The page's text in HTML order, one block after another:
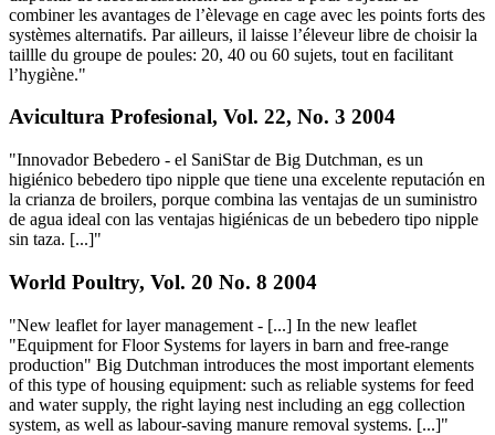
combiner les avantages de l’èlevage en cage avec les points forts des
systèmes alternatifs. Par ailleurs, il laisse l’éleveur libre de choisir la
taillle du groupe de poules: 20, 40 ou 60 sujets, tout en facilitant
l’hygiène."
Avicultura Profesional, Vol. 22, No. 3 2004
"Innovador Bebedero - el SaniStar de Big Dutchman, es un
higiénico bebedero tipo nipple que tiene una excelente reputación en
la crianza de broilers, porque combina las ventajas de un suministro
de agua ideal con las ventajas higiénicas de un bebedero tipo nipple
sin taza. [...]"
World Poultry, Vol. 20 No. 8 2004
"New leaflet for layer management - [...] In the new leaflet
"Equipment for Floor Systems for layers in barn and free-range
production" Big Dutchman introduces the most important elements
of this type of housing equipment: such as reliable systems for feed
and water supply, the right laying nest including an egg collection
system, as well as labour-saving manure removal systems. [...]"